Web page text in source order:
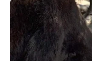
stehende
und wird auch
gewordener
Informationen